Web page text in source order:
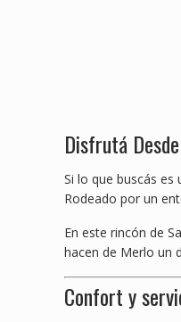
Disfrutá
Si lo que buscás
Rodeado por un
En este rincón de
hacen de Merlo un
Confort y